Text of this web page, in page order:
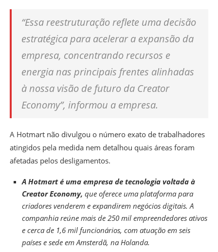
“Essa reestruturação reflete uma decisão
estratégica para acelerar a expansão da
empresa, concentrando recursos e
energia nas principais frentes alinhadas
à nossa visão de futuro da Creator
Economy”, informou a empresa.
A Hotmart não divulgou o número exato de trabalhadores
atingidos pela medida nem detalhou quais áreas foram
afetadas pelos desligamentos.
A Hotmart é uma empresa de tecnologia voltada à
Creator Economy, que oferece uma plataforma para
criadores venderem e expandirem negócios digitais. A
companhia reúne mais de 250 mil empreendedores ativos
e cerca de 1,6 mil funcionários, com atuação em seis
países e sede em Amsterdã, na Holanda.